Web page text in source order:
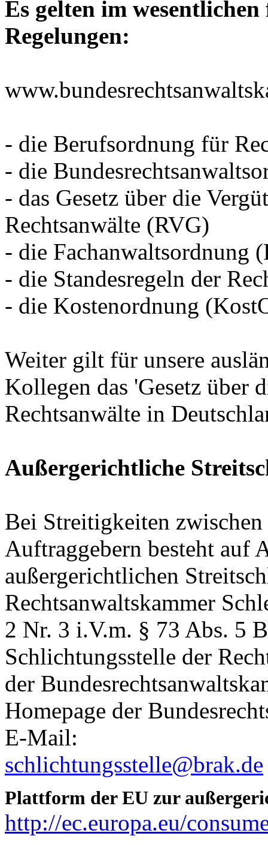
Es gelten im
Regelungen:
- die Berufsordnung für
- die
- das Gesetz über die
Rechtsanwälte (RVG)
- die Fachanwaltsordnung
- die Standesregeln der
- die Kostenordnung
Weiter gilt für unsere
Kollegen das 'Gesetz über
Rechtsanwälte in
Außergerichtliche
Bei Streitigkeiten
Auftraggebern besteht auf
außergerichtlichen
Rechtsanwaltskammer
2 Nr. 3 i.V.m. § 73 Abs. 5
Schlichtungsstelle der
der
Homepage der
E-Mail:
schlichtungsstelle@brak.de
Plattform der EU zur
http://ec.europa.eu/